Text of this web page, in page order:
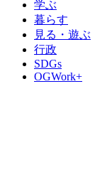
学ぶ
暮らす
見る・遊ぶ
行政
SDGs
OGWork+